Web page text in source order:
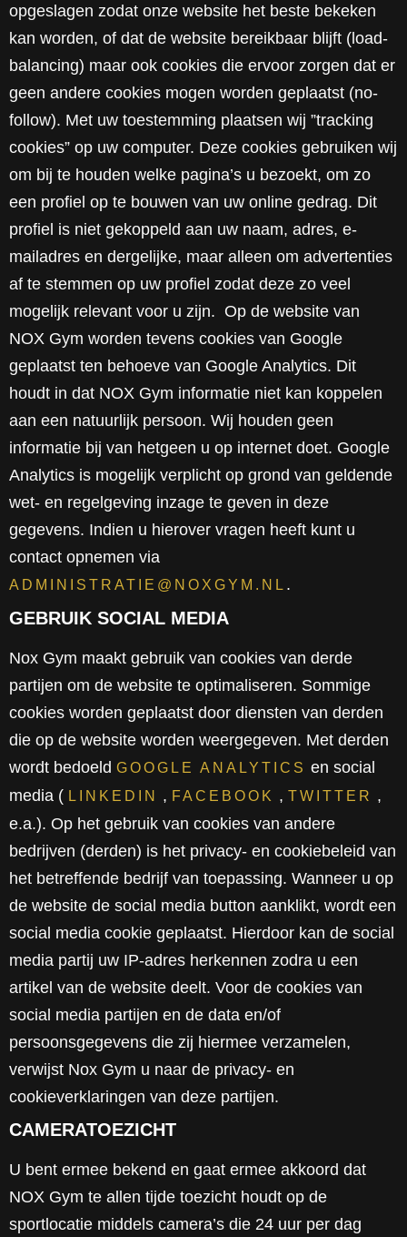
opgeslagen zodat onze website het beste bekeken
kan worden, of dat de website bereikbaar blijft (load-
balancing) maar ook cookies die ervoor zorgen dat er
geen andere cookies mogen worden geplaatst (no-
follow). Met uw toestemming plaatsen wij ”tracking
cookies” op uw computer. Deze cookies gebruiken wij
om bij te houden welke pagina’s u bezoekt, om zo
een profiel op te bouwen van uw online gedrag. Dit
profiel is niet gekoppeld aan uw naam, adres, e-
mailadres en dergelijke, maar alleen om advertenties
af te stemmen op uw profiel zodat deze zo veel
mogelijk relevant voor u zijn. Op de website van
NOX Gym worden tevens cookies van Google
geplaatst ten behoeve van Google Analytics. Dit
houdt in dat NOX Gym informatie niet kan koppelen
aan een natuurlijk persoon. Wij houden geen
informatie bij van hetgeen u op internet doet. Google
Analytics is mogelijk verplicht op grond van geldende
wet- en regelgeving inzage te geven in deze
gegevens. Indien u hierover vragen heeft kunt u
contact opnemen via
ADMINISTRATIE@NOXGYM.NL .
GEBRUIK SOCIAL MEDIA
Nox Gym maakt gebruik van cookies van derde
partijen om de website te optimaliseren. Sommige
cookies worden geplaatst door diensten van derden
die op de website worden weergegeven. Met derden
wordt bedoeld GOOGLE ANALYTICS en social
media ( LINKEDIN , FACEBOOK , TWITTER ,
e.a.). Op het gebruik van cookies van andere
bedrijven (derden) is het privacy- en cookiebeleid van
het betreffende bedrijf van toepassing. Wanneer u op
de website de social media button aanklikt, wordt een
social media cookie geplaatst. Hierdoor kan de social
media partij uw IP-adres herkennen zodra u een
artikel van de website deelt. Voor de cookies van
social media partijen en de data en/of
persoonsgegevens die zij hiermee verzamelen,
verwijst Nox Gym u naar de privacy- en
cookieverklaringen van deze partijen.
CAMERATOEZICHT
U bent ermee bekend en gaat ermee akkoord dat
NOX Gym te allen tijde toezicht houdt op de
sportlocatie middels camera’s die 24 uur per dag